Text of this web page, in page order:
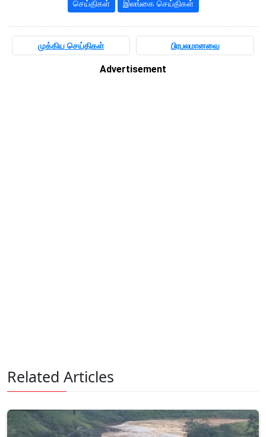
செய்திகள் இலங்கை செய்திகள்
முக்கிய செய்திகள் பிரபலமானவை
Advertisement
Related Articles